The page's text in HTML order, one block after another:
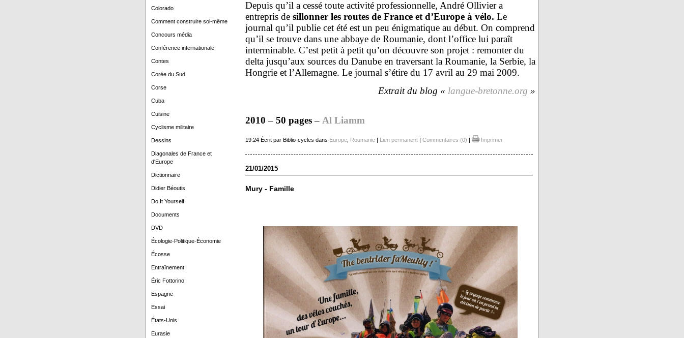
Colorado
Comment construire soi-même
Concours média
Conférence internationale
Contes
Corée du Sud
Corse
Cuba
Cuisine
Cyclisme militaire
Dessins
Diagonales de France et
d'Europe
Dictionnaire
Didier Béoutis
Do It Yourself
Documents
DVD
Écologie-Politique-Économie
Écosse
Entraînement
Éric Fottorino
Espagne
Essai
États-Unis
Eurasie
Depuis qu’il a cessé toute activité professionnelle, André Ollivier a
entrepris de sillonner les routes de France et d’Europe à vélo. Le
journal qu’il publie cet été est un peu énigmatique au début. On comprend
qu’il se trouve dans une abbaye de Roumanie, dont l’office lui paraît
interminable. C’est petit à petit qu’on découvre son projet : remonter du
delta jusqu’aux sources du Danube en traversant la Roumanie, la Serbie, la
Hongrie et l’Allemagne. Le journal s’étire du 17 avril au 29 mai 2009.
Extrait du blog « langue-bretonne.org »
2010 – 50 pages– Al Liamm
19:24 Écrit par Biblio-cycles dans Europe, Roumanie| Lien permanent| Commentaires (0) | Imprimer
21/01/2015
Mury - Famille